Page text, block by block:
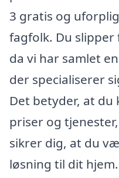
3 gratis og
fagfolk. Du slipper
da vi har samlet
der specialiserer
Det betyder, at du
priser og
sikrer dig, at du
løsning til dit hjem.